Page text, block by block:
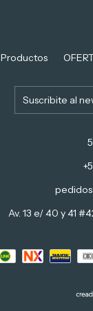
Productos
Av. 13 e/ 40 y 41